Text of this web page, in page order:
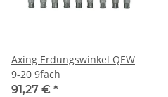
Axing Erdungswinkel QEW
9-20 9fach
91,27 € *